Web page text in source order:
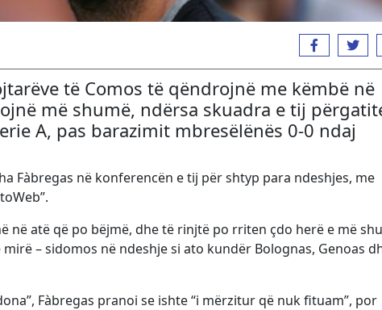
të Comos të qëndrojnë me këmbë në
më shumë, ndërsa skuadra e tij
A, pas barazimit mbresëlënës 0-0 ndaj
Fàbregas në konferencën e tij për shtyp para ndeshjes, me
në atë që po bëjmë, dhe të rinjtë po rriten çdo herë e më
– sidomos në ndeshje si ato kundër Bolognas, Genoas
Fàbregas pranoi se ishte “i mërzitur që nuk fituam”, por